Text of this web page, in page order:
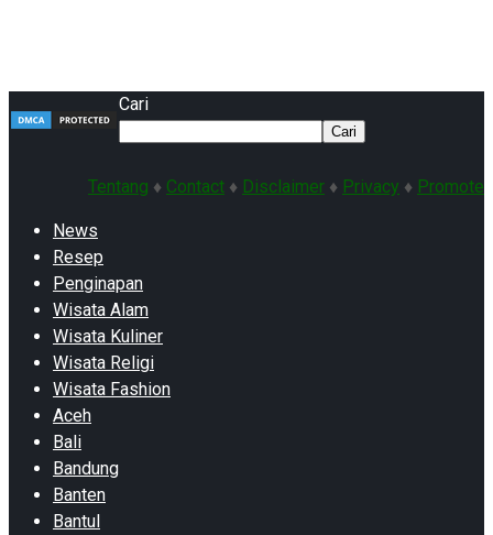
Tentang ♦ Contact ♦ Disclaimer ♦ Privacy ♦ Promote
Cari
Cari
News
Resep
Penginapan
Wisata Alam
Wisata Kuliner
Wisata Religi
Wisata Fashion
Aceh
Bali
Bandung
Banten
Bantul